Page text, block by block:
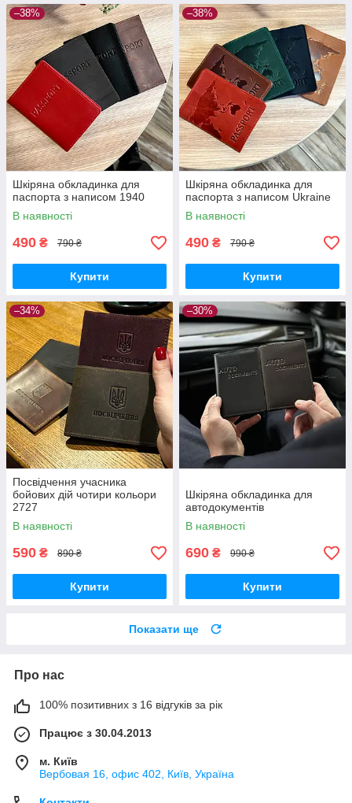
–38%
Шкіряна обкладинка для
паспорта з написом 1940
В наявності
490 ₴ 790 ₴
Купити
–38%
Шкіряна обкладинка для
паспорта з написом Ukraine
В наявності
490 ₴ 790 ₴
Купити
–34%
Посвідчення учасника
бойових дій чотири кольори
2727
В наявності
590 ₴ 890 ₴
Купити
–30%
Шкіряна обкладинка для
автодокументів
В наявності
690 ₴ 990 ₴
Купити
Показати ще
Про нас
100% позитивних з 16 відгуків за рік
Працює з 30.04.2013
м. Київ
Вербовая 16, офис 402, Київ, Україна